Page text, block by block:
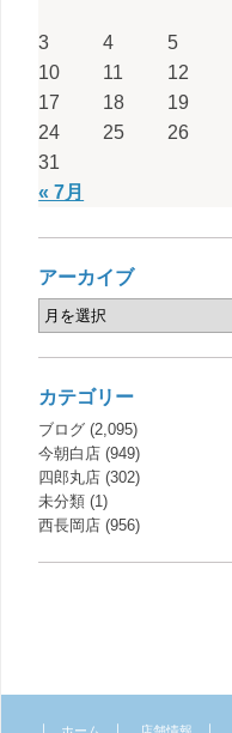
« 7月
3
4 5
10
11 12
17
18 19
24
25 26
31
アーカイブ
カテゴリー
ブログ (2,095)
今朝白店 (949)
四郎丸店 (302)
未分類 (1)
西長岡店 (956)
ホーム 店舗情報